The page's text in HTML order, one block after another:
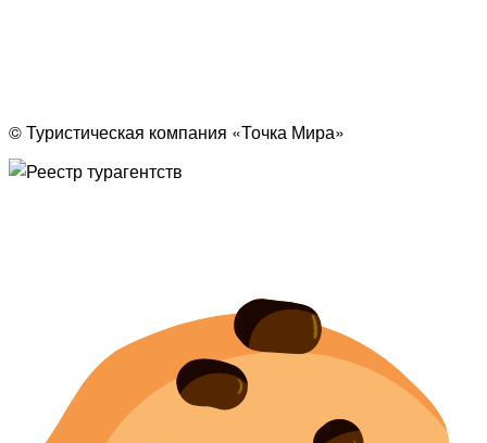
© Туристическая компания «Точка Мира»